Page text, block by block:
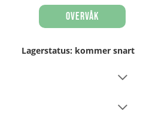
Overvåk
Lagerstatus: kommer snart